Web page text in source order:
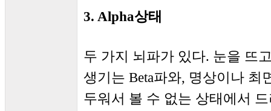
3. Alpha상태
두 가지 뇌파가 있다. 눈을 뜨
생기는 Beta파와, 명상이나 최
두워서 볼 수 없는 상태에서